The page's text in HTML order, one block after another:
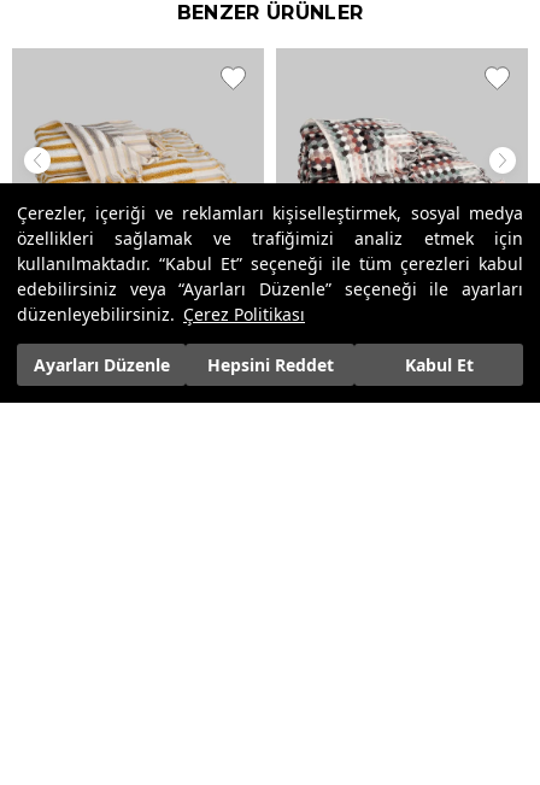
Çerezler, içeriği ve reklamları kişiselleştirmek, sosyal medya
özellikleri sağlamak ve trafiğimizi analiz etmek için
kullanılmaktadır. “Kabul Et” seçeneği ile tüm çerezleri kabul
edebilirsiniz veya “Ayarları Düzenle” seçeneği ile ayarları
düzenleyebilirsiniz. Çerez Politikası
Ayarları Düzenle Hepsini Reddet Kabul Et
BENZER ÜRÜNLER
SAREV ELITE
ASTERIA HAVLU
790,00 ₺
SAREV ELITE
PONTOS HAVLU
790,00 ₺
1.900,00 ₺